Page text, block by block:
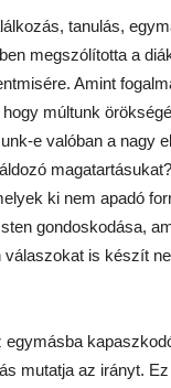
tanulás,
megszólította a
Amint
múltunk
e valóban a nagy
ki nem apadó
gondoskodása,
is készít
mutatja az irányt.